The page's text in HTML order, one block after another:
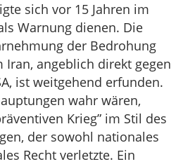
sich vor 15 Jahren im
Warnung dienen. Die
der Bedrohung
angeblich direkt gegen
ist weitgehend erfunden.
wahr wären,
Krieg” im Stil des
der sowohl nationales
Recht verletzte. Ein